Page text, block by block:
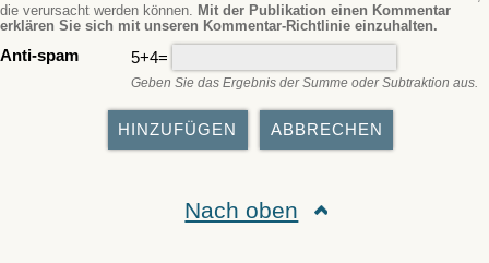
die verursacht werden können.
Mit der Publikation einen Kommentar
erklären Sie sich mit unseren Kommentar-Richtlinie einzuhalten.
Anti-spam 5+4=
Geben Sie das Ergebnis der Summe oder Subtraktion aus.
Nach oben